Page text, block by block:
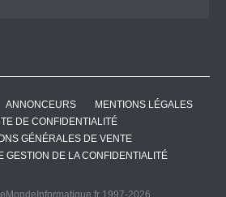
ANNONCEURS
MENTIONS LÉGALES
DE CONFIDENTIALITÉ
GÉNÉRALES DE VENTE
GESTION DE LA CONFIDENTIALITÉ
1997-2026